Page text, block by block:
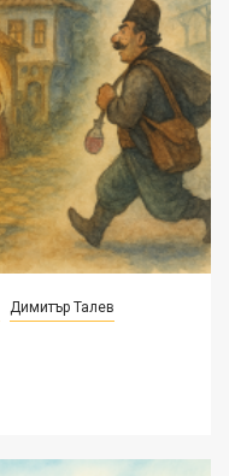
Димитър Талев